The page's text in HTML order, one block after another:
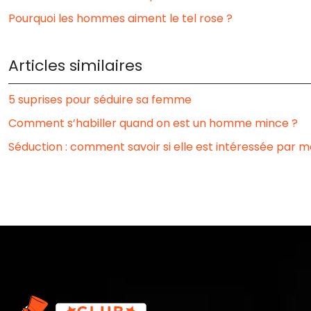
Pourquoi les hommes aiment le tel rose ?
Articles similaires
5 suprises pour séduire sa femme
Comment s’habiller quand on est un homme mince ?
Séduction : comment savoir si elle est intéressée par